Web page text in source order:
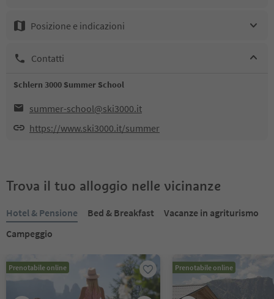
Posizione e indicazioni
Contatti
Schlern 3000 Summer School
summer-school@ski3000.it
https://www.ski3000.it/summer
Trova il tuo alloggio nelle vicinanze
Hotel & Pensione Bed & Breakfast
Vacanze in agriturismo
Campeggio
Prenotabile online Prenotabile online